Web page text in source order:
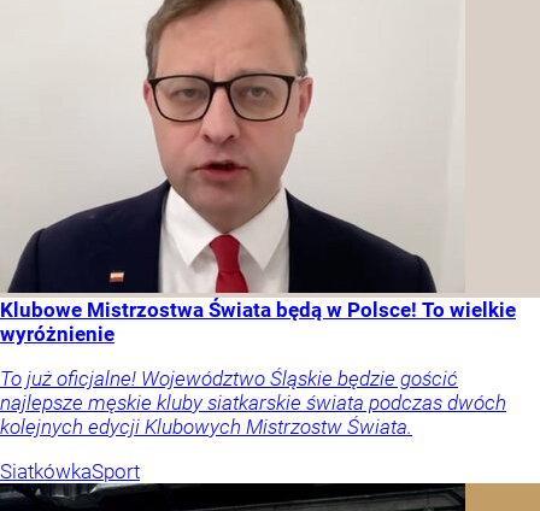
Klubowe Mistrzostwa Świata będą w Polsce! To wielkie
wyróżnienie
To już oficjalne! Województwo Śląskie będzie gościć
najlepsze męskie kluby siatkarskie świata podczas dwóch
kolejnych edycji Klubowych Mistrzostw Świata.
SiatkówkaSport